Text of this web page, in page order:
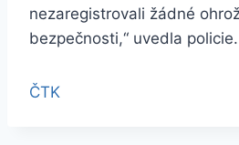
nezaregistrovali žádné
bezpečnosti,“ uvedla policie.
ČTK